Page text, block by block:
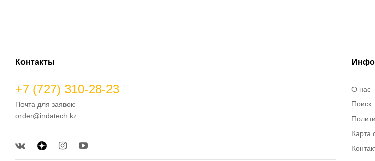
Контакты
+7 (727) 310-28-23
Почта для заявок:
order@indatech.kz
О нас
Поиск
Карта